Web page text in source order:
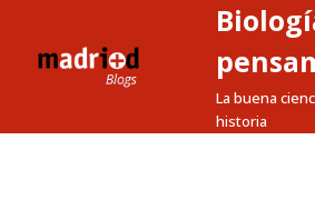
a
La buena
historia